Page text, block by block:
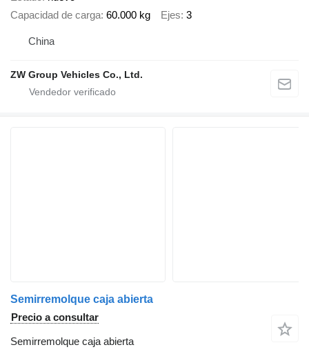
Capacidad de carga 60.000 kg Ejes 3
China
ZW Group Vehicles Co., Ltd.
Semirremolque caja abierta
Precio a consultar
Semirremolque caja abierta